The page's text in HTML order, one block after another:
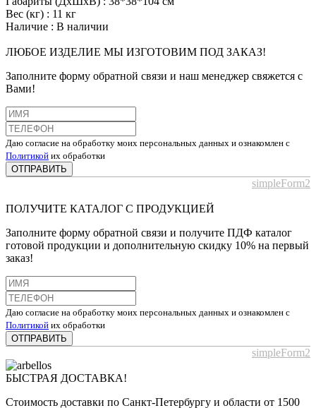
Вес (кг) : 11 кг
Наличие : В наличии
ЛЮБОЕ ИЗДЕЛИЕ МЫ ИЗГОТОВИМ ПОД ЗАКАЗ!
Заполните форму обратной связи и наш менеджер свяжется с
Вами!
Даю согласие на обработку моих персональных данных и ознакомлен с
Политикой их обработки
ОТПРАВИТЬ
simpleForm2
ПОЛУЧИТЕ КАТАЛОГ С ПРОДУКЦИЕЙ
Заполните форму обратной связи и получите ПДФ каталог
готовой продукции и дополнительную скидку 10% на первый
заказ!
Даю согласие на обработку моих персональных данных и ознакомлен с
Политикой их обработки
ОТПРАВИТЬ
simpleForm2
БЫСТРАЯ ДОСТАВКА!
Стоимость доставки по Санкт-Петербургу и области от 1500